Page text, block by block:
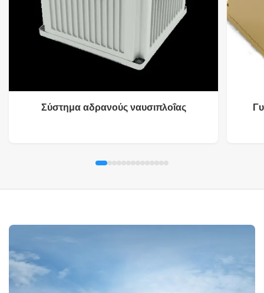
Σύστημα αδρανούς ναυσιπλοΐας